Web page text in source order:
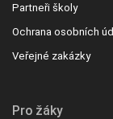
Partneři školy
Ochrana osobních
Veřejné zakázky
Pro žáky